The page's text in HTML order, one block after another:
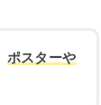
ポスターや